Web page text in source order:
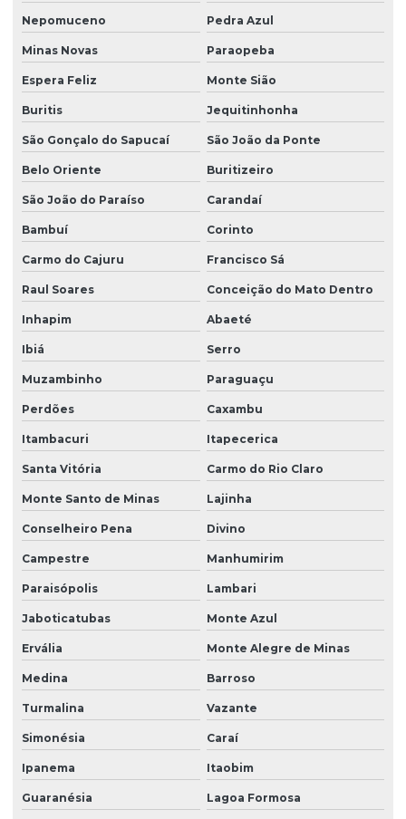
Sondagem de terreno para construção
Sondagem a trado mecanizado
Sondagem a trado para pavimentação
Sondagem a trado e percussão
Terraplanagem para asfalto
Terraplanagem de obra civil
Nepomuceno Pedra Azul
Minas Novas Paraopeba
Espera Feliz Monte Sião
Buritis Jequitinhonha
São Gonçalo do Sapucaí São João da Ponte
Belo Oriente Buritizeiro
São João do Paraíso Carandaí
Bambuí Corinto
Carmo do Cajuru Francisco Sá
Raul Soares Conceição do Mato Dentro
Inhapim Abaeté
Ibiá Serro
Muzambinho Paraguaçu
Perdões Caxambu
Itambacuri Itapecerica
Santa Vitória Carmo do Rio Claro
Monte Santo de Minas Lajinha
Conselheiro Pena Divino
Campestre Manhumirim
Paraisópolis Lambari
Jaboticatubas Monte Azul
Ervália Monte Alegre de Minas
Medina Barroso
Turmalina Vazante
Simonésia Caraí
Ipanema Itaobim
Guaranésia Lagoa Formosa